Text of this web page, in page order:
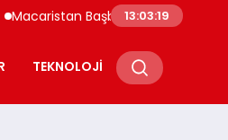
Başbakanı Duyurdu Paks
13:03:20
TEKNOLOJI